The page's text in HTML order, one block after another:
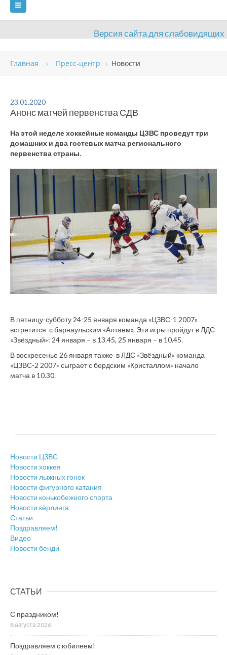
Версия сайта для слабовидящих
ГЛАВНАЯ
ВИДЫ СПОРТА
ОЦЕНКА КАЧЕСТВА ОБРАЗОВАНИЯ ВАКАНСИИ
Главная Пресс-центр Новости
23.01.2020
Анонс матчей первенства СДВ
На этой неделе хоккейные команды ЦЗВС проведут три
домашних и два гостевых матча регионального
первенства страны.
В пятницу-субботу 24-25 января команда «ЦЗВС-1 2007»
встретится с барнаульским «Алтаем». Эти игры пройдут в ЛДС
«Звёздный»: 24 января – в 13.45, 25 января – в 10.45.
В воскресенье 26 января также в ЛДС «Звёздный» команда
«ЦЗВС-2 2007» сыграет с бердским «Кристаллом» начало
матча в 10.30.
Новости ЦЗВС
Новости хоккея
Новости лыжных гонок
Новости фигурного катания
Новости конькобежного спорта
Новости кёрлинга
Статьи
Поздравляем!
Видео
Новости бенди
СТАТЬИ
С праздником!
8 августа 2026
Поздравляем с юбилеем!